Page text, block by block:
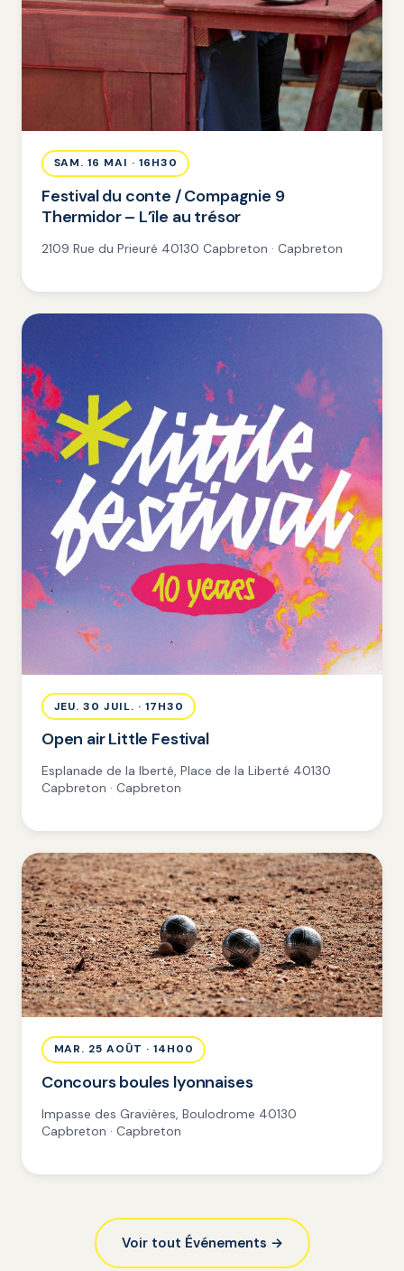
SAM. 16 MAI · 16H30
Festival du conte / Compagnie 9
Thermidor – L’île au trésor
2109 Rue du Prieuré 40130 Capbreton · Capbreton
JEU. 30 JUIL. · 17H30
Open air Little Festival
Esplanade de la lberté, Place de la Liberté 40130
Capbreton · Capbreton
MAR. 25 AOÛT · 14H00
Concours boules lyonnaises
Impasse des Gravières, Boulodrome 40130
Capbreton · Capbreton
Voir tout Événements →